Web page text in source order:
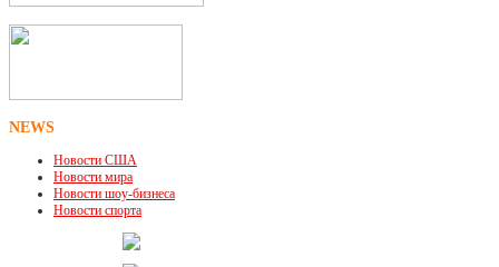
NEWS
Новости США
Новости мира
Новости шоу-бизнеса
Новости спорта